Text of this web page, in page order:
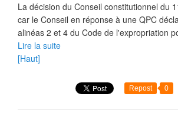
La décision du Conseil constitutionnel du
car le Conseil en réponse à une QPC
alinéas 2 et 4 du Code de l'expropriation
Lire la suite
[Haut]
Repost 0